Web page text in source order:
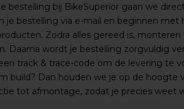
bestelling bij BikeSuperior gaan we
je bestelling via e-mail en beginnen met
Zodra alles gereed is,
Daarna wordt je bestelling zorgvuldig
track & trace-code om de levering te
build? Dan houden we je op de hoogte
tot afmontage, zodat je precies weet